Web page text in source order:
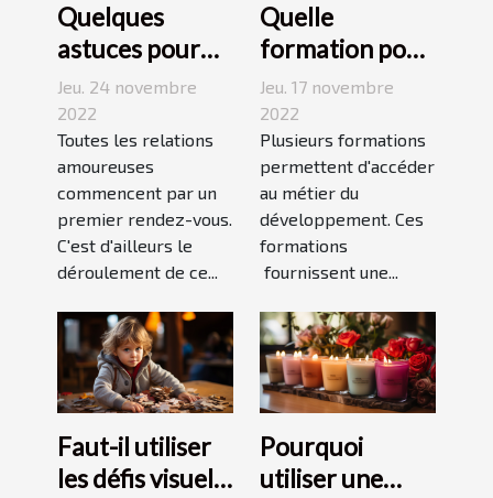
Quelques
astuces pour
réussir son
premier
rendez-vous
Jeu. 24 novembre
2022
Toutes les relations
amoureuses
commencent par un
premier rendez-vous.
C'est d'ailleurs le
déroulement de ce...
Quelle
formation pour
travailler dans
le
développement
durable ?
Jeu. 17 novembre
2022
Plusieurs formations
permettent d'accéder
au métier du
développement. Ces
formations
fournissent une...
Faut-il utiliser
les défis visuels
Pourquoi
utiliser une